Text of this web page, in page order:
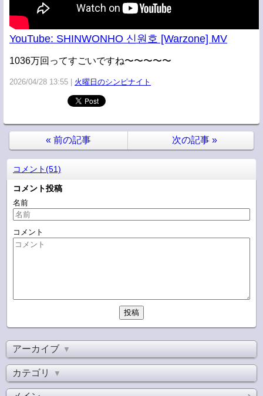
YouTube: SHINWONHO 신원호 [Warzone] MV
1036万回ってすごいですね〜〜〜〜〜
2026/04/28 13:55 火曜日のシンピナイト
« 前の記事 次の記事 »
コメント(51)
コメント投稿
名前
コメント
アーカイブ ▼
カテゴリ ▼